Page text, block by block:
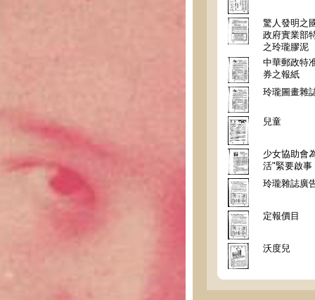
驚人發明之
政府實業部
之玲瓏膠泥
中華郵政特
券之報紙
玲瓏圖畫雜
兒童
少女協助會
活"緊要啟事
玲瓏雜誌廣
定報價目
沃度兒